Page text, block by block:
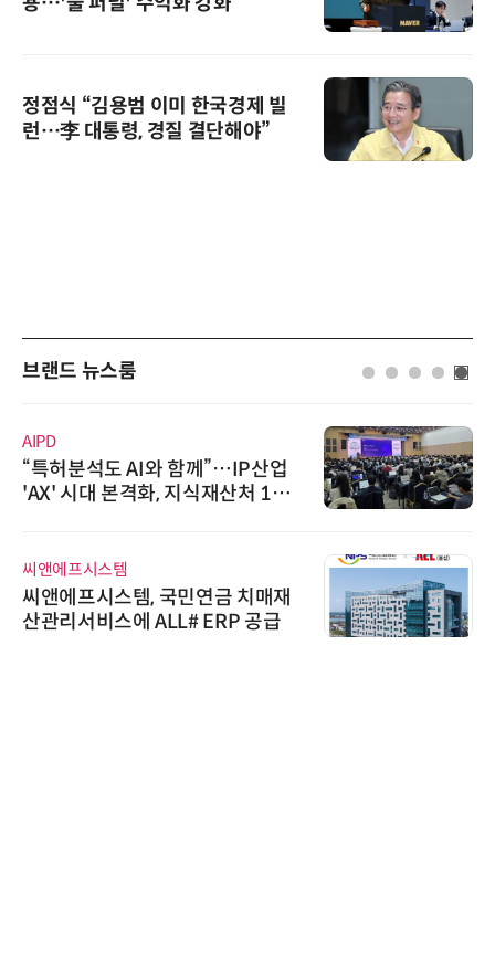
정점식 “김용범 이미 한국경제 빌
런…李 대통령, 경질 결단해야”
브랜드 뉴스룸
AIPD
“특허분석도 AI와 함께”…IP산업
'AX' 시대 본격화, 지식재산처 1호
씨앤에프시스템
씨앤에프시스템, 국민연금 치매재
산관리서비스에 ALL# ERP 공급